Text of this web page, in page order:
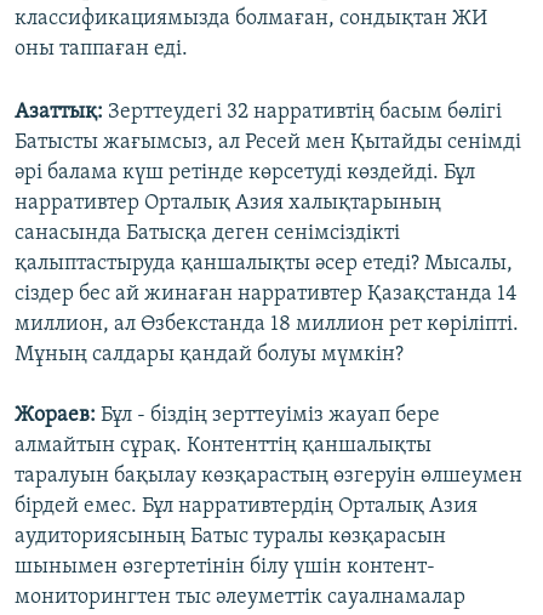
классификациямызда болмаған, сондықтан ЖИ
оны таппаған еді.
Азаттық: Зерттеудегі 32 нарративтің басым бөлігі
Батысты жағымсыз, ал Ресей мен Қытайды сенімді
әрі балама күш ретінде көрсетуді көздейді. Бұл
нарративтер Орталық Азия халықтарының
санасында Батысқа деген сенімсіздікті
қалыптастыруда қаншалықты әсер етеді? Мысалы,
сіздер бес ай жинаған нарративтер Қазақстанда 14
миллион, ал Өзбекстанда 18 миллион рет көріліпті.
Мұның салдары қандай болуы мүмкін?
Жораев: Бұл - біздің зерттеуіміз жауап бере
алмайтын сұрақ. Контенттің қаншалықты
таралуын бақылау көзқарастың өзгеруін өлшеумен
бірдей емес. Бұл нарративтердің Орталық Азия
аудиториясының Батыс туралы көзқарасын
шынымен өзгертетінін білу үшін контент-
мониторингтен тыс әлеуметтік сауалнамалар